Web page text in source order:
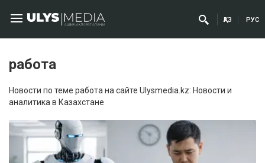
ҚАЗ РУС
работа
Новости по теме работа на сайте Ulysmedia.kz: Новости и
аналитика в Казахстане